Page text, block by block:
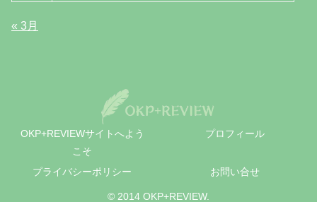
« 3月
OKP+REVIEWサイトへよう
こそ
プロフィール
プライバシーポリシー お問い合せ
© 2014 OKP+REVIEW.